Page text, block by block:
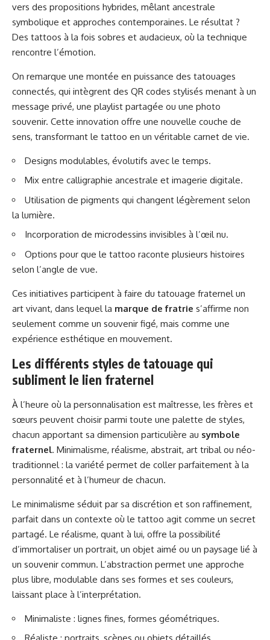
vers des propositions hybrides, mêlant ancestrale
symbolique et approches contemporaines. Le résultat ?
Des tattoos à la fois sobres et audacieux, où la technique
rencontre l’émotion.
On remarque une montée en puissance des tatouages
connectés, qui intègrent des QR codes stylisés menant à un
message privé, une playlist partagée ou une photo
souvenir. Cette innovation offre une nouvelle couche de
sens, transformant le tattoo en un véritable carnet de vie.
Designs modulables, évolutifs avec le temps.
Mix entre calligraphie ancestrale et imagerie digitale.
Utilisation de pigments qui changent légèrement selon
la lumière.
Incorporation de microdessins invisibles à l’œil nu.
Options pour que le tattoo raconte plusieurs histoires
selon l’angle de vue.
Ces initiatives participent à faire du tatouage fraternel un
art vivant, dans lequel la marque de fratrie s’affirme non
seulement comme un souvenir figé, mais comme une
expérience esthétique en mouvement.
Les différents styles de tatouage qui
subliment le lien fraternel
À l’heure où la personnalisation est maîtresse, les frères et
sœurs peuvent choisir parmi toute une palette de styles,
chacun apportant sa dimension particulière au symbole
fraternel. Minimalisme, réalisme, abstrait, art tribal ou néo-
traditionnel : la variété permet de coller parfaitement à la
personnalité et à l’humeur de chacun.
Le minimalisme séduit par sa discrétion et son raffinement,
parfait dans un contexte où le tattoo agit comme un secret
partagé. Le réalisme, quant à lui, offre la possibilité
d’immortaliser un portrait, un objet aimé ou un paysage lié à
un souvenir commun. L’abstraction permet une approche
plus libre, modulable dans ses formes et ses couleurs,
laissant place à l’interprétation.
Minimaliste : lignes fines, formes géométriques.